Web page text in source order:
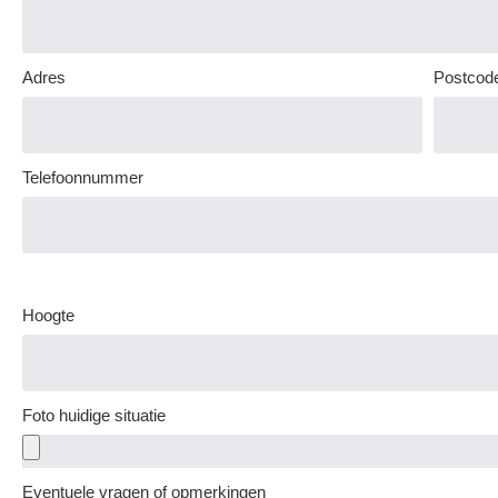
Adres
Telefoonnummer
Hoogte
Foto huidige situatie
Eventuele vragen of opmerkingen